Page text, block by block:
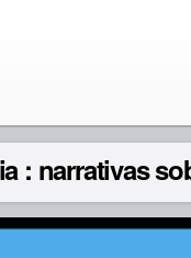
: narrativas